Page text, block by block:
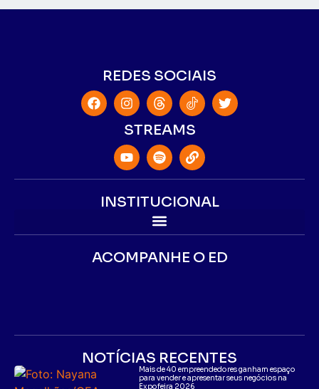
REDES SOCIAIS
STREAMS
INSTITUCIONAL
ACOMPANHE O ED
NOTÍCIAS RECENTES
Mais de 40 empreendedores ganham espaço
para vender e apresentar seus negócios na
Expofeira 2026